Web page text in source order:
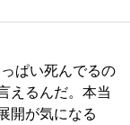
ぱい死んでるの
えるんだ。本当
開が気になる